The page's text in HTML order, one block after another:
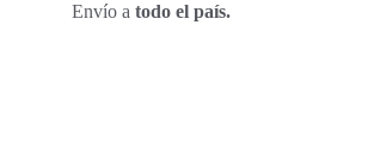
Envío a todo el país.